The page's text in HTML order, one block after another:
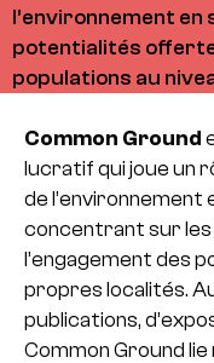
l’environnement
potentialités
populations au
Common Ground
lucratif qui joue un
de l’environnement
concentrant sur
l’engagement des
propres localités.
publications,
Common Ground